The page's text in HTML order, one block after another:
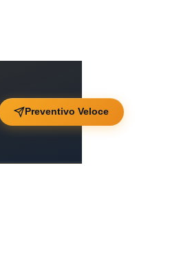
Preventivo Veloce